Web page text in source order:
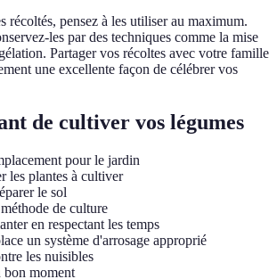
récoltés, pensez à les utiliser au maximum.
les par des techniques comme la mise
Partager vos récoltes avec votre famille
une excellente façon de célébrer vos
de cultiver vos légumes
pour le jardin
les plantes à cultiver
le sol
de culture
en respectant les temps
un système d'arrosage approprié
les nuisibles
bon moment